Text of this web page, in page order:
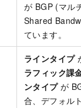
が BGP (マル
Shared
ています。
ラインタイプ
ラフィック課
ンタイプが
合、デフォル